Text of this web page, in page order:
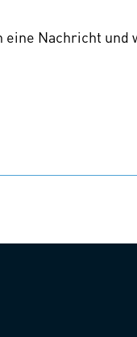
eine Nachricht und